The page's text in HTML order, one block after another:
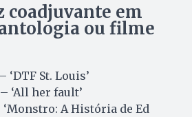
em
ou filme
St. Louis’
‘All her fault’
A História de Ed